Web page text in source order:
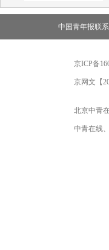
中国青年报联
京ICP备
京网文【
北京中青
中青在线